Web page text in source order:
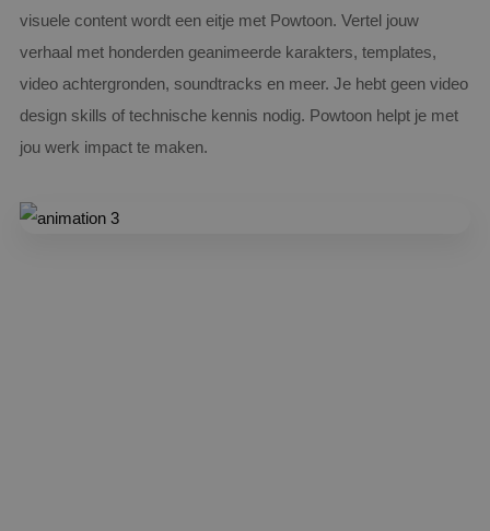
visuele content wordt een eitje met Powtoon. Vertel jouw
verhaal met honderden geanimeerde karakters, templates,
video achtergronden, soundtracks en meer. Je hebt geen video
design skills of technische kennis nodig. Powtoon helpt je met
jou werk impact te maken.